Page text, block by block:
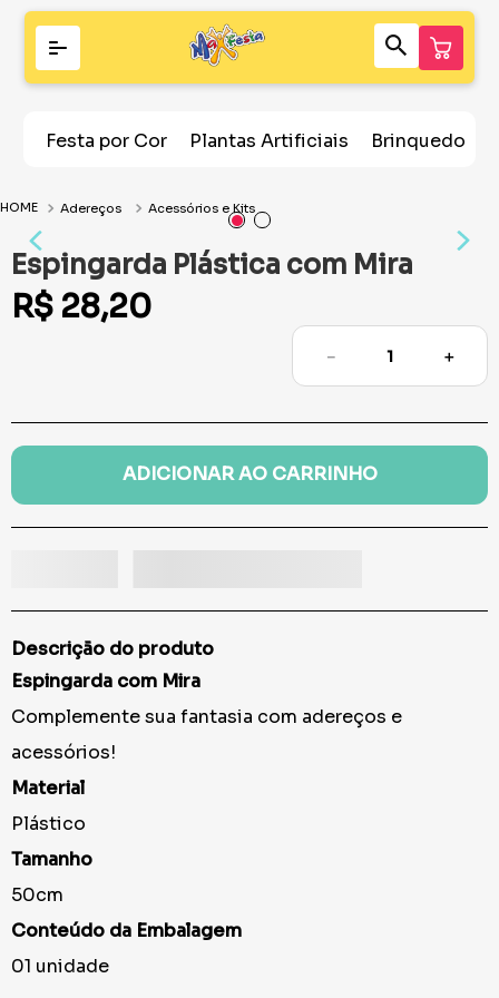
Festa por Cor Plantas Artificiais Brinquedos
Adereços Acessórios e Kits
Espingarda Plástica com Mira
R$ 28,20
＋
－
ADICIONAR AO CARRINHO
Descrição do produto
Espingarda com Mira
Complemente sua fantasia com adereços e
acessórios!
Material
Plástico
Tamanho
50cm
Conteúdo da Embalagem
01 unidade